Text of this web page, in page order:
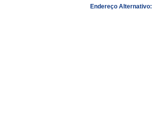
Endereço Alternativo: